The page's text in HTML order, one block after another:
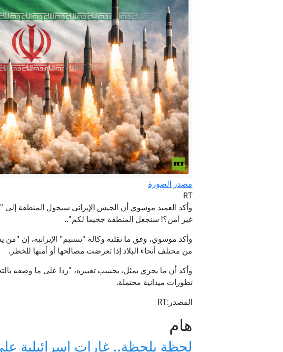
سكان قرية
46 ساعة تحت الحصار.. كيف عاش مخيم قلنديا أطول اقتحاماته؟
المملكة المتحدة:
الحصار الأميركي يشلّ
صنّاع محتوى
مصدر الصورة
RT
وأكد العميد موسوي أن الجيش الإيراني سيحول المنطقة
غير آمن؟! سنجعل المنطقة جحيما لكم"..
وأكد موسوي، وفق ما نقلته وكالة "تسنيم" الإيرانية،
من مختلف أنحاء البلاد إذا تعرضت مصالحها أو أمنها للخطر.
وأكد أن ما يجري يمثل، بحسب تعبيره، "ردا على ما وصفه
تطورات ميدانية محتملة.
المصدر:RT
هام
لحظة بلحظة.. غارات إسرائيلية